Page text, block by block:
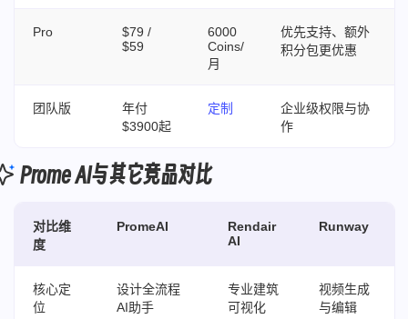
Pro
$79 /
$59
6000
Coins/
月
优先支持、额外
积分包更优惠
团队版
年付
$3900起
定制
企业级权限与协
作
Prome AI与其它竞品对比
对比维
度
PromeAI
Rendair
AI
Runway
核心定
位
设计全流程
AI助手
专业建筑
可视化
视频生成
与编辑